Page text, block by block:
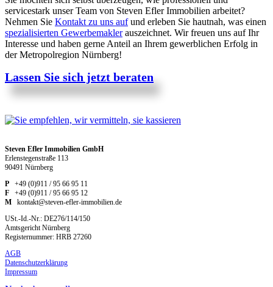
servicestark unser Team von Steven Efler Immobilien arbeitet?
Nehmen Sie Kontakt zu uns aufund erleben Sie hautnah, was einen
spezialisierten Gewerbemaklerauszeichnet. Wir freuen uns auf Ihr
Interesse und haben gerne Anteil an Ihrem gewerblichen Erfolg in
der Metropolregion Nürnberg!
Lassen Sie sich jetzt beraten
Steven Efler Immobilien GmbH
Erlenstegenstraße 113
90491 Nürnberg
P +49 (0)911 / 95 66 95 11
F +49 (0)911 / 95 66 95 12
M kontakt@steven-efler-immobilien.de
USt.-Id.-Nr.: DE276/114/150
Amtsgericht Nürnberg
Registernummer: HRB 27260
AGB
Datenschutzerklärung
Impressum